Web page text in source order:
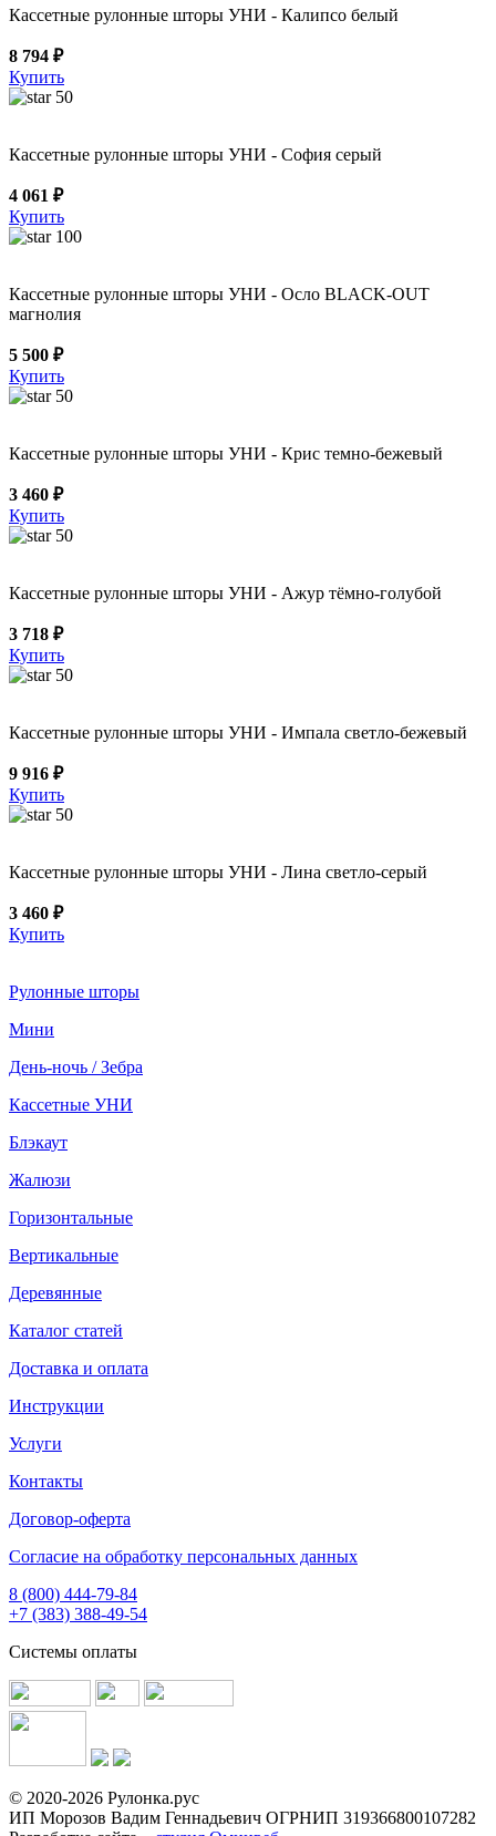
Кассетные рулонные шторы УНИ - Калипсо белый
8 794 ₽
Купить
50
Кассетные рулонные шторы УНИ - София серый
4 061 ₽
Купить
100
Кассетные рулонные шторы УНИ - Осло BLACK-OUT
магнолия
5 500 ₽
Купить
50
Кассетные рулонные шторы УНИ - Крис темно-бежевый
3 460 ₽
Купить
50
Кассетные рулонные шторы УНИ - Ажур тёмно-голубой
3 718 ₽
Купить
50
Кассетные рулонные шторы УНИ - Импала светло-бежевый
9 916 ₽
Купить
50
Кассетные рулонные шторы УНИ - Лина светло-серый
3 460 ₽
Купить
Рулонные шторы
Мини
День-ночь / Зебра
Кассетные УНИ
Блэкаут
Жалюзи
Горизонтальные
Вертикальные
Деревянные
Каталог статей
Доставка и оплата
Инструкции
Услуги
Контакты
Договор-оферта
Согласие на обработку персональных данных
8 (800) 444-79-84
+7 (383) 388-49-54
Системы оплаты
© 2020-2026 Рулонка.рус
ИП Морозов Вадим Геннадьевич ОГРНИП 319366800107282